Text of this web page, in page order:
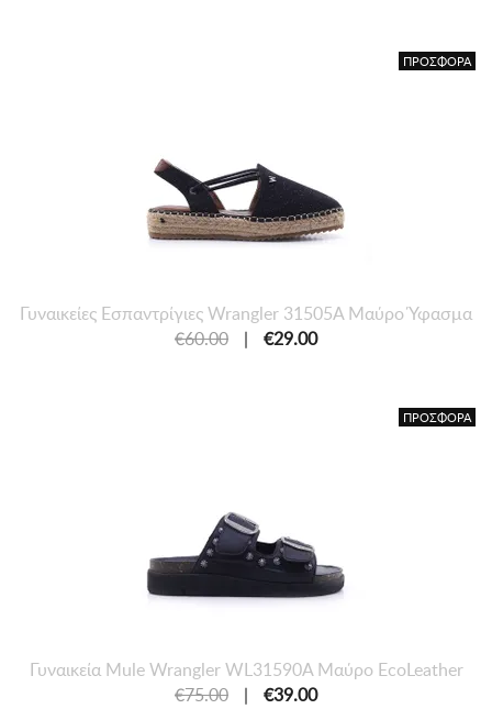
ΠΡΟΣΦΟΡΑ
Γυναικείες Εσπαντρίγιες Wrangler 31505A Μαύρο Ύφασμα
€60.00
| €29.00
ΠΡΟΣΦΟΡΑ
Γυναικεία Mule Wrangler WL31590A Μαύρο EcoLeather
€75.00
| €39.00